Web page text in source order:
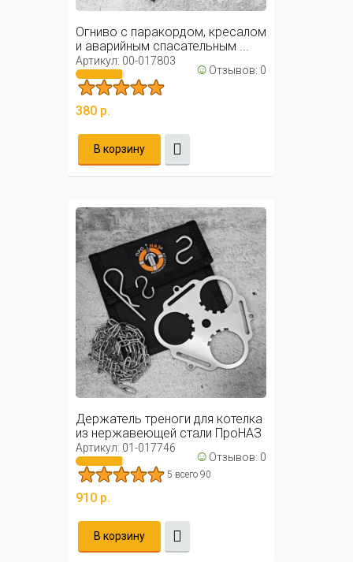
Огниво с паракордом, кресалом
и аварийным спасательным ...
Артикул: 00-017803 ☺ Отзывов: 0
380 р.
В корзину
Держатель треноги для котелка
из нержавеющей стали ПроНАЗ
/ ...
Артикул: 01-017746 ☺ Отзывов: 0
5 всего 90
910 р.
В корзину